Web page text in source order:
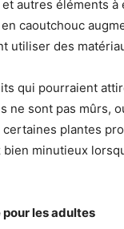
autres éléments
caoutchouc
utiliser des
qui pourraient
ne sont pas mûrs,
certaines plantes
minutieux
les adultes